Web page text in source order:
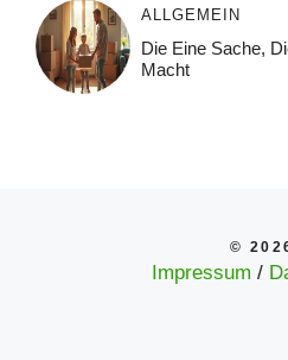
ALLGEMEIN
Die Eine Sache,
Macht
©
Impressum /